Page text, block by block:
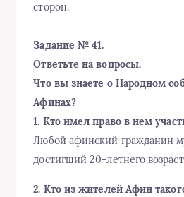
сторон.
Задание № 41.
Ответьте на вопросы.
Что вы знаете о Народном
Афинах?
1. Кто имел право в нем
Любой афинский гражданин
достигший 20-летнего
2. Кто из жителей Афин